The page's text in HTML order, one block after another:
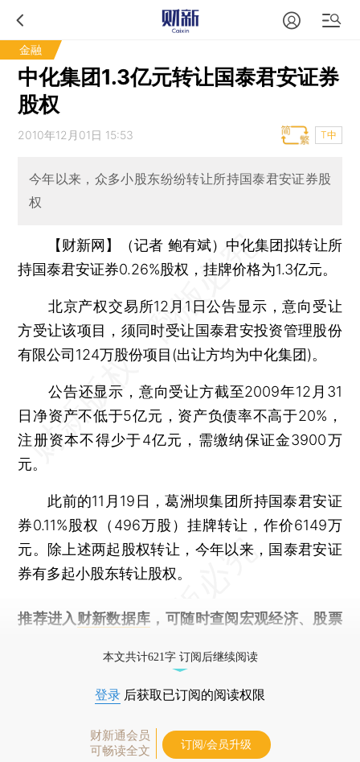
金融
中化集团1.3亿元转让国泰君安证券
股权
2010年12月01日 15:53 T中
今年以来，众多小股东纷纷转让所持国泰君安证券股
权
【财新网】（记者 鲍有斌） 中化集团拟转让所
持国泰君安证券0.26%股权，挂牌价格为1.3亿元。
北京产权交易所12月1日公告显示，意向受让
方受让该项目，须同时受让国泰君安投资管理股份
有限公司124万股份项目(出让方均为中化集团)。
公告还显示，意向受让方截至2009年12月31
日净资产不低于5亿元，资产负债率不高于20%，
注册资本不得少于4亿元，需缴纳保证金3900万
元。
此前的11月19日，葛洲坝集团所持国泰君安证
券0.11%股权（496万股）挂牌转让，作价6149万
元。除上述两起股权转让，今年以来，国泰君安证
券有多起小股东转让股权。
推荐进入 财新数据库 ，可随时查阅宏观经济、股票
本文共计621字 订阅后继续阅读
登录 后获取已订阅的阅读权限
财新通会员
可畅读全文
订阅/会员升级